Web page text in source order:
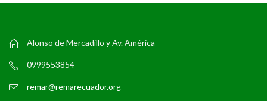
Alonso de Mercadillo y Av. América
0999553854
remar@remarecuador.org